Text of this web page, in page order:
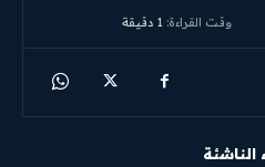
وقت القراءة: 1 دقيقة
الناشئة